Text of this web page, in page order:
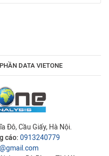
DATA VIETONE
Đô, Cầu Giấy, Hà Nội.
cáo: 0913240779